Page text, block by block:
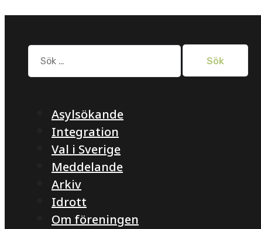
Sök
efter:
Asylsökande
Integration
Val i Sverige
Meddelande
Arkiv
Idrott
Om föreningen